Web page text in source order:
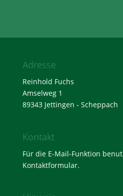
Adresse
Reinhold Fuchs
Amselweg 1
89343 Jettingen - Scheppach
Kontakt
Für die E-Mail-Funktion
Kontaktformular.